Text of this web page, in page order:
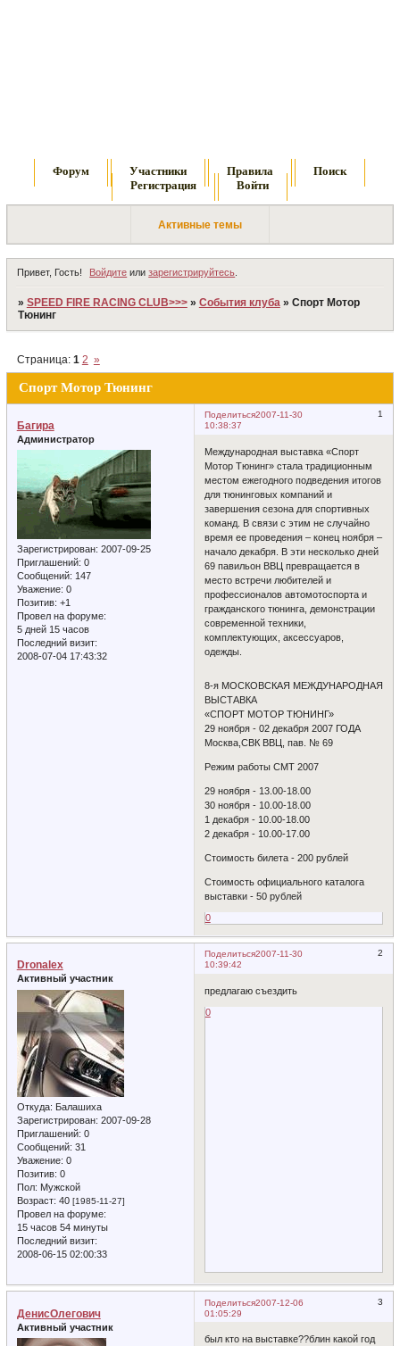
Форум Участники Правила
Поиск
Регистрация
Войти
Активные темы
Привет, Гость! Войдите илизарегистрируйтесь
» SPEED FIRE RACING CLUB>>> » События клуба » Спорт Мотор
Тюнинг
Спорт Мотор Тюнинг
Страница: 1 2 »
Поделиться 1
2007-11-30
10:38:37
Багира
Администратор
Зарегистрирован: 2007-09-25
Приглашений: 0
Сообщений: 147
Уважение: 0
Позитив: +1
Провел на форуме:
5 дней 15 часов
Последний визит:
2008-07-04 17:43:32
Международная выставка «Спорт
Мотор Тюнинг» стала традиционным
местом ежегодного подведения итогов
для тюнинговых компаний и
завершения сезона для спортивных
команд. В связи с этим не случайно
время ее проведения – конец ноября –
начало декабря. В эти несколько дней
69 павильон ВВЦ превращается в
место встречи любителей и
профессионалов автомотоспорта и
гражданского тюнинга, демонстрации
современной техники,
комплектующих, аксессуаров,
одежды.
8-я МОСКОВСКАЯ МЕЖДУНАРОДНАЯ
ВЫСТАВКА
«СПОРТ МОТОР ТЮНИНГ»
29 ноября - 02 декабря 2007 ГОДА
Москва,СВК ВВЦ, пав. № 69
Режим работы СМТ 2007
29 ноября - 13.00-18.00
30 ноября - 10.00-18.00
1 декабря - 10.00-18.00
2 декабря - 10.00-17.00
Стоимость билета - 200 рублей
Стоимость официального каталога
выставки - 50 рублей
0
Поделиться 2
2007-11-30
10:39:42
Dronalex
Активный участник
Откуда: Балашиха
Зарегистрирован: 2007-09-28
Приглашений: 0
Сообщений: 31
Уважение: 0
Позитив: 0
Пол: Мужской
Возраст: 40 [1985-11-27]
Провел на форуме:
15 часов 54 минуты
Последний визит:
2008-06-15 02:00:33
предлагаю съездить
0
Поделиться 3
2007-12-06
01:05:29
ДенисОлегович
Активный участник
был кто на выставке??блин какой год